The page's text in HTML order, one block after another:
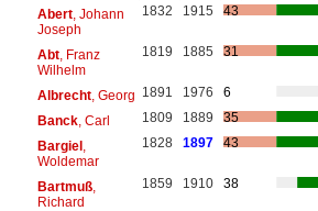
Abert, Johann
Joseph
1832 1915 43
Abt, Franz
Wilhelm
1819 1885 31
Albrecht, Georg 1891 1976
6
Banck, Carl 1809 1889
35
Bargiel,
Woldemar
1828 1897 43
Bartmuß,
Richard
1859 1910 38